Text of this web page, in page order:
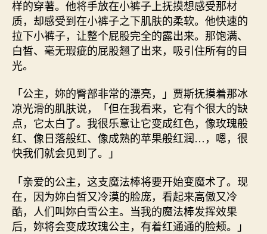
样的穿著。他将手放在小裤子上抚摸想感受那材
质，却感受到在小裤子之下肌肤的柔软。他快速的
拉下小裤子，让整个屁股完全的露出来。那饱满、
白皙、毫无瑕疵的屁股翘了出来，吸引住所有的目
光。
「公主，妳的臀部非常的漂亮，」贾斯抚摸着那冰
凉光滑的肌肤说，「但在我看来，它有个很大的缺
点，它太白了。我很乐意让它变成红色，像玫瑰般
红、像日落般红、像成熟的苹果般红润…，嗯，很
快我们就会见到了。」
「亲爱的公主，这支魔法棒将要开始变魔术了。现
在，因为妳白皙又冷漠的脸庞，看起来高傲又冷
酷，人们叫妳白雪公主。当我的魔法棒发挥效果
后，妳将会变成玫瑰公主，有着红通通的脸颊。」